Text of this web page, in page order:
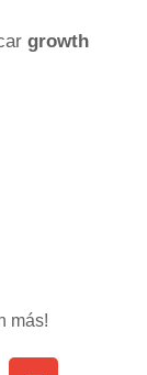
growth
más!